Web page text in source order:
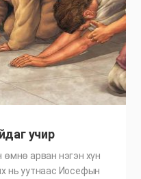
учир
арван нэгэн хүн
нь уутнаас Иосефын